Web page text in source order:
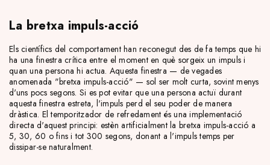
La bretxa impuls-acció
Els científics del comportament han reconegut des de fa temps que hi
ha una finestra crítica entre el moment en què sorgeix un impuls i
quan una persona hi actua. Aquesta finestra — de vegades
anomenada "bretxa impuls-acció" — sol ser molt curta, sovint menys
d'uns pocs segons. Si es pot evitar que una persona actuï durant
aquesta finestra estreta, l'impuls perd el seu poder de manera
dràstica. El temporitzador de refredament és una implementació
directa d'aquest principi: estèn artificialment la bretxa impuls-acció a
5, 30, 60 o fins i tot 300 segons, donant a l'impuls temps per
dissipar-se naturalment.